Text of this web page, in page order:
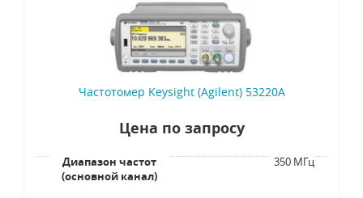
Частотомер Keysight (Agilent) 53220A
Цена по запросу
Диапазон частот
(основной канал)
350 МГц